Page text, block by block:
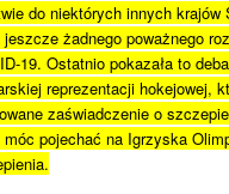
do niektórych innych krajów
jeszcze żadnego poważnego
19. Ostatnio pokazała to
reprezentacji hokejowej,
zaświadczenie o
móc pojechać na Igrzyska